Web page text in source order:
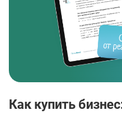
Как купить